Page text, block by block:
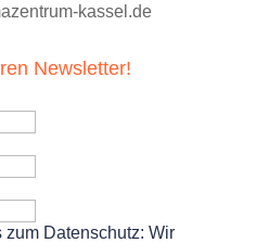
kassel.de
Newsletter!
Datenschutz: Wir